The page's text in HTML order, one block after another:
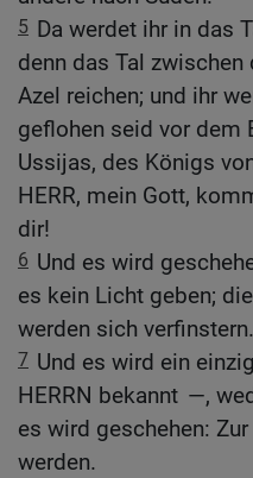
5 Da werdet ihr in das
denn das Tal
Azel reichen; und ihr
geflohen seid vor dem
Ussijas, des Königs
HERR, mein Gott,
dir!
6 Und es wird
es kein Licht geben;
werden sich verfinstern.
7 Und es wird ein
HERRN bekannt —,
es wird geschehen:
werden.